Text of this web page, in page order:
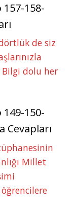
157-158-
de siz
Bilgi dolu her
149-150-
Cevapları
Millet